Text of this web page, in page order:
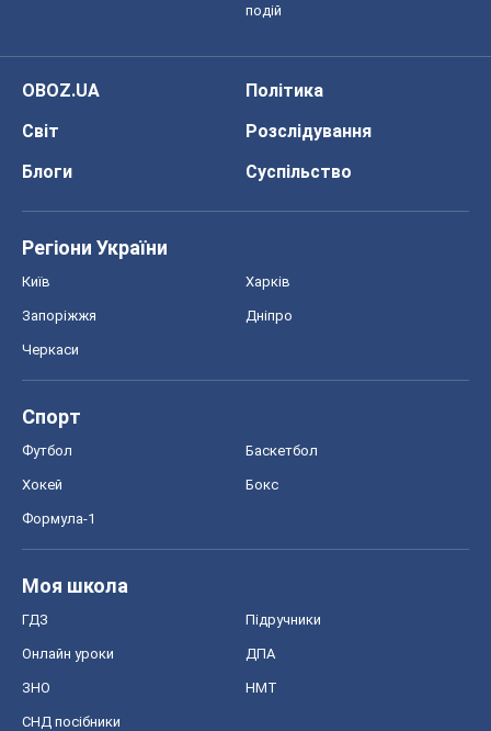
подій
OBOZ.UA
Політика
Світ
Розслідування
Блоги
Суспільство
Регіони України
Київ Харків
Запоріжжя Дніпро
Черкаси
Спорт
Футбол Баскетбол
Хокей Бокс
Формула-1
Моя школа
ГДЗ Підручники
Онлайн уроки ДПА
ЗНО НМТ
СНД посібники